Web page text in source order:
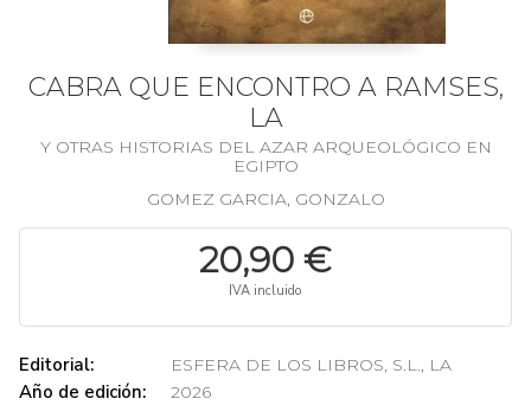
CABRA QUE ENCONTRO A RAMSES,
LA
Y OTRAS HISTORIAS DEL AZAR ARQUEOLÓGICO EN
EGIPTO
GOMEZ GARCIA, GONZALO
20,90 €
IVA incluido
Editorial: ESFERA DE LOS LIBROS, S.L., LA
Año de edición: 2026